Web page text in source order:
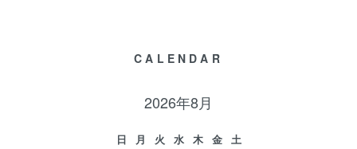
CALENDAR
2026年8月
日 月 火 水 木 金
土